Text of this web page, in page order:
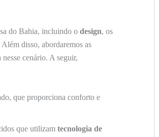
do Bahia, incluindo o design, os
disso, abordaremos as
cenário. A seguir,
que proporciona conforto e
que utilizam tecnologia de